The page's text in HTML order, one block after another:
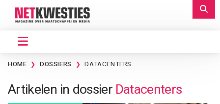
HOME DOSSIERS DATACENTERS
Artikelen in dossier Datacenters